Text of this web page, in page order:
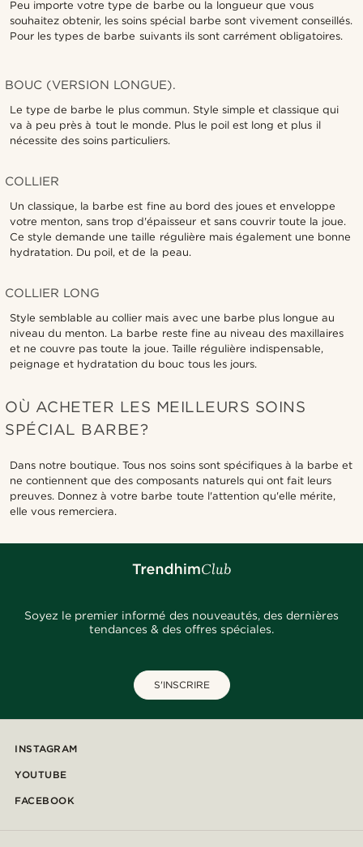
Peu importe votre type de barbe ou la longueur que vous
souhaitez obtenir, les soins spécial barbe sont vivement conseillés.
Pour les types de barbe suivants ils sont carrément obligatoires.
BOUC (VERSION LONGUE).
Le type de barbe le plus commun. Style simple et classique qui
va à peu près à tout le monde. Plus le poil est long et plus il
nécessite des soins particuliers.
COLLIER
Un classique, la barbe est fine au bord des joues et enveloppe
votre menton, sans trop d'épaisseur et sans couvrir toute la joue.
Ce style demande une taille régulière mais également une bonne
hydratation. Du poil, et de la peau.
COLLIER LONG
Style semblable au collier mais avec une barbe plus longue au
niveau du menton. La barbe reste fine au niveau des maxillaires
et ne couvre pas toute la joue. Taille régulière indispensable,
peignage et hydratation du bouc tous les jours.
OÙ ACHETER LES MEILLEURS SOINS
SPÉCIAL BARBE?
Dans notre boutique. Tous nos soins sont spécifiques à la barbe et
ne contiennent que des composants naturels qui ont fait leurs
preuves. Donnez à votre barbe toute l'attention qu'elle mérite,
elle vous remerciera.
Soyez le premier informé des nouveautés, des dernières
tendances & des offres spéciales.
S'INSCRIRE
INSTAGRAM
YOUTUBE
FACEBOOK